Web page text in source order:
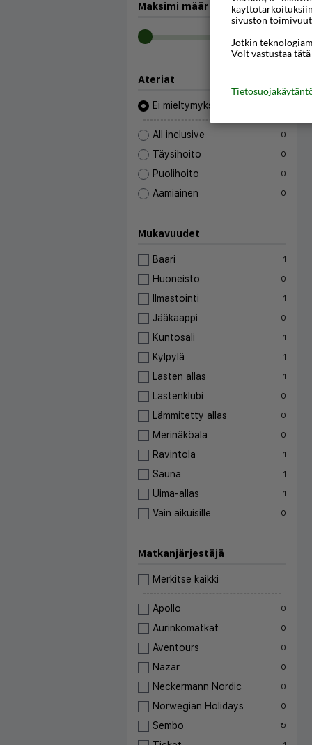
Maksimi määrä työpäiviä:—
Ateriat
Ei mieltymyksiä
All inclusive 0
Täysihoito 0
Puolihoito 0
Aamiainen 0
Mukavuudet
Baari 1
Huoneisto 0
Ilmastointi 1
Jääkaappi 0
Kuntosali 1
Kylpylä 1
Lasten allas 1
Lastenklubi 0
Lämmitetty allas 0
Merinäköala 0
Ravintola 1
Sauna 1
Uima-allas 1
Vain aikuisille 0
Matkanjärjestäjä
Merkitse kaikki
Apollo 0
Aurinkomatkat 0
Aventours 0
Nazar 0
Neckermann Nordic 0
Norwegian Holidays 0
Sembo ↻
sivuston
Jotkin
Voit vastustaa